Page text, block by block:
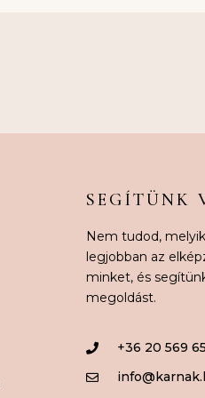
SEGÍTÜNK
Nem tudod,
legjobban az
minket, és
megoldást.
+36 20 569